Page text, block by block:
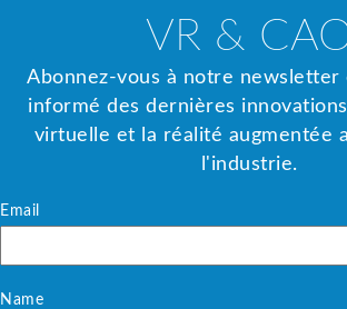
VR &
Abonnez-vous à notre newsletter
informé des dernières
virtuelle et la réalité augmentée
l'industrie.
Email
Name